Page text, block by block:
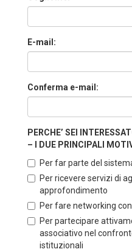
E-mail:
Conferma e-mail:
PERCHE’ SEI
– I DUE PRINCIPALI
Per far parte del
Per ricevere servizi di
approfondimento
Per fare networking
Per partecipare
associativo nel
istituzionali